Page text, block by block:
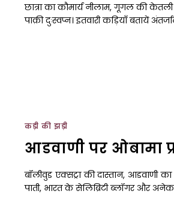
छात्रा का कौमार्य नीलाम, गूगल की
पाक़ी दुःस्वप्न। इतवारी कड़ियाँ बतायें
कड़ी की झड़ी
आडवाणी पर ओबामा
बॉलीवुड एक्सट्रा की दास्तान,
पाती, भारत के सेलिब्रिटी ब्लॉगर और